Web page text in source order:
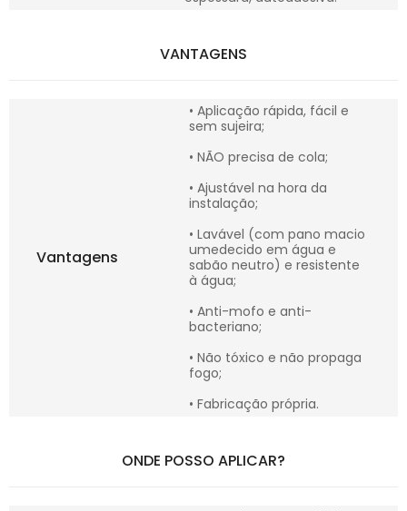
VANTAGENS
Vantagens
• Aplicação rápida, fácil e
sem sujeira;
• NÃO precisa de cola;
• Ajustável na hora da
instalação;
• Lavável (com pano macio
umedecido em água e
sabão neutro) e resistente
à água;
• Anti-mofo e anti-
bacteriano;
• Não tóxico e não propaga
fogo;
• Fabricação própria.
ONDE POSSO APLICAR?